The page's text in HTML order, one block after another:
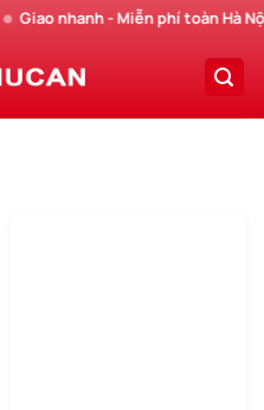
Giao nhanh - Miễn phí toàn Hà Nội